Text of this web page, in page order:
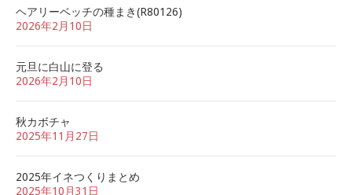
ヘアリーベッチの種まき(R80126)
2026年2月10日
元旦に白山に登る
2026年2月10日
秋カボチャ
2025年11月27日
2025年イネつくりまとめ
2025年10月31日